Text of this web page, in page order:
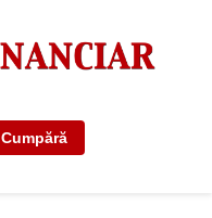
Cumpără